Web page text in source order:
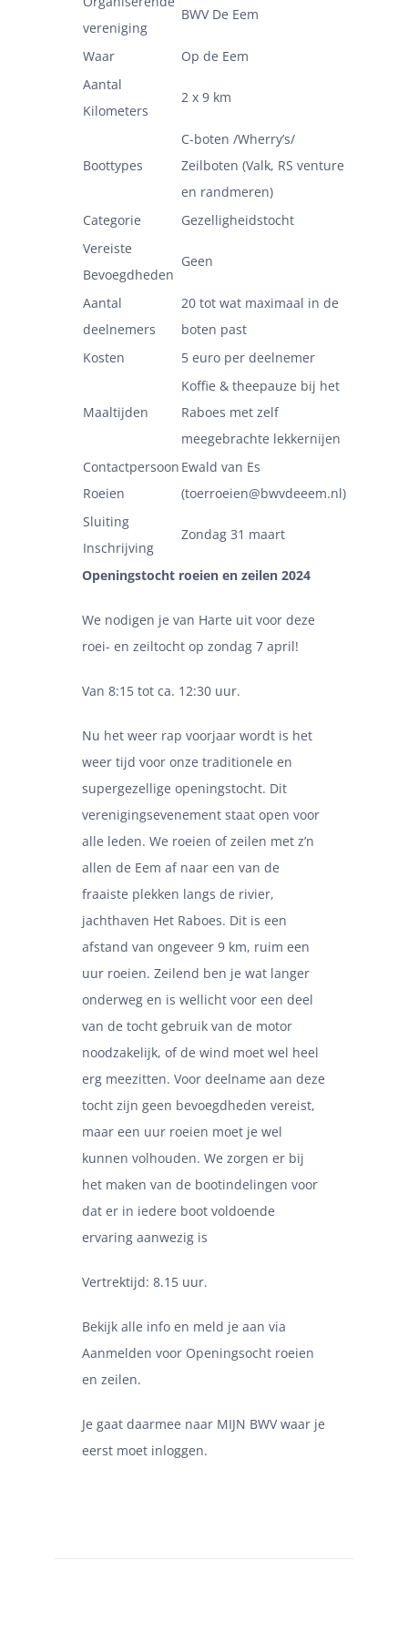
vereniging
BWV De Eem
Waar
Op de Eem
Aantal
Kilometers
2 x 9 km
Boottypes
C-boten /Wherry’s/
Zeilboten (Valk, RS venture
en randmeren)
Categorie
Gezelligheidstocht
Vereiste
Bevoegdheden
Geen
Aantal
deelnemers
20 tot wat maximaal in de
boten past
Kosten
5 euro per deelnemer
Maaltijden
Koffie & theepauze bij het
Raboes met zelf
meegebrachte lekkernijen
Contactpersoon
Roeien
Ewald van Es
(toerroeien@bwvdeeem.nl)
Sluiting
Inschrijving
Zondag 31 maart
Openingstocht roeien en zeilen 2024
We nodigen je van Harte uit voor deze
roei- en zeiltocht op zondag 7 april!
Van 8:15 tot ca. 12:30 uur.
Nu het weer rap voorjaar wordt is het
weer tijd voor onze traditionele en
supergezellige openingstocht. Dit
verenigingsevenement staat open voor
alle leden. We roeien of zeilen met z’n
allen de Eem af naar een van de
fraaiste plekken langs de rivier,
jachthaven Het Raboes. Dit is een
afstand van ongeveer 9 km, ruim een
uur roeien. Zeilend ben je wat langer
onderweg en is wellicht voor een deel
van de tocht gebruik van de motor
noodzakelijk, of de wind moet wel heel
erg meezitten. Voor deelname aan deze
tocht zijn geen bevoegdheden vereist,
maar een uur roeien moet je wel
kunnen volhouden. We zorgen er bij
het maken van de bootindelingen voor
dat er in iedere boot voldoende
ervaring aanwezig is
Vertrektijd: 8.15 uur.
Bekijk alle info en meld je aan via
Aanmelden voor Openingsocht roeien
en zeilen.
Je gaat daarmee naar MIJN BWV waar je
eerst moet inloggen.